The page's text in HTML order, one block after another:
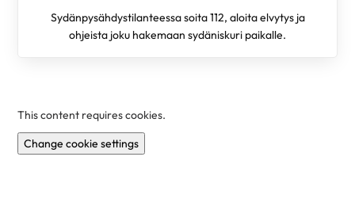
Sydänpysähdystilanteessa soita 112, aloita elvytys ja
ohjeista joku hakemaan sydäniskuri paikalle.
This content requires cookies.
Change cookie settings